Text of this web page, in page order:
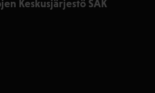
Keskusjärjestö SAK